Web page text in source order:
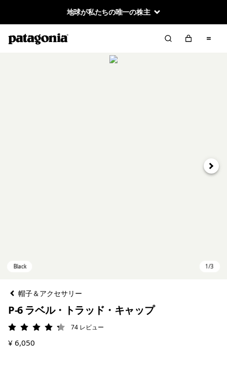
地球が私たちの唯一の株主
次へ
帽子＆アクセサリー
P-6 ラベル・トラッド・キャップ
評価: 4.3 / 5
74 レビュー
¥ 6,050